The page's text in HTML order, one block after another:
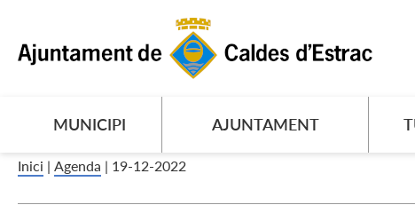
MUNICIPI AJUNTAMENT
Inici | Agenda | 19-12-2022